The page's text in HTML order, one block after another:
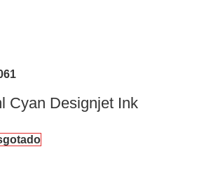
Cyan Designjet Ink